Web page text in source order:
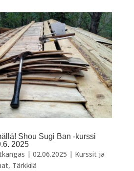
Shou Sugi Ban -kurssi
2025
| 02.06.2025 | Kurssit ja
, Tärkkilä